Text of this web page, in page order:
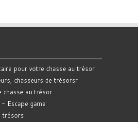
pour votre chasse au trésor
chasseurs de trésorsr
chasse au trésor
Escape game
trésors